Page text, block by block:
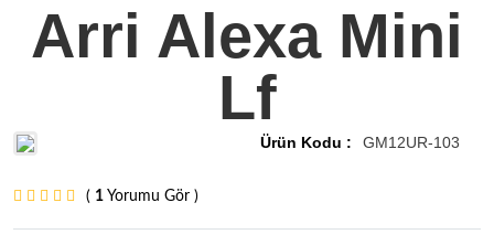
Arri Alexa Mini
Lf
Ürün Kodu : GM12UR-103
( 1 Yorumu Gör )